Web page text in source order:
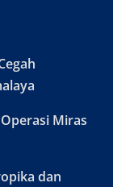
Miras
dan